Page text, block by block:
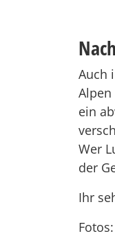
Auch
ein
Wer
der
Ihr